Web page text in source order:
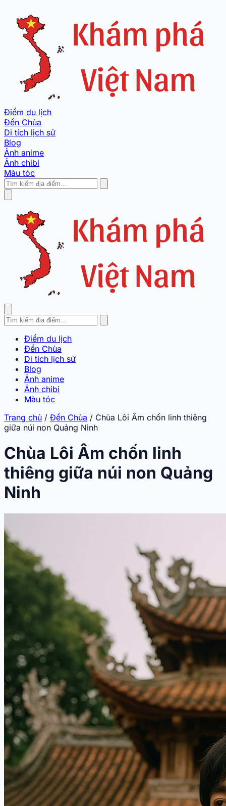
Điểm du lịch
Đền Chùa
Di tích lịch sử
Blog
Ảnh anime
Ảnh chibi
Màu tóc
Điểm du lịch
Đền Chùa
Di tích lịch sử
Blog
Ảnh anime
Ảnh chibi
Màu tóc
Trang chủ / Đền Chùa / Chùa Lôi Âm chốn linh thiêng
giữa núi non Quảng Ninh
Chùa Lôi Âm chốn linh
thiêng giữa núi non Quảng
Ninh